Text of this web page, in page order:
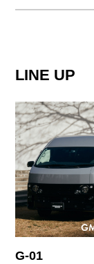
LINE UP
G-01